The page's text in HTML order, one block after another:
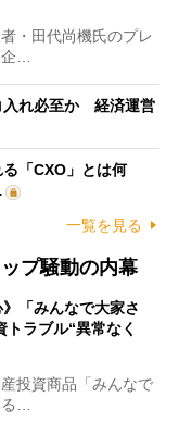
・田代尚機氏のプレ
…
入れ必至か 経済運営
「CXO」とは何
一覧を見る
プ騒動の内幕
》「みんなで大家さ
ラブル“異常なく
投資商品「みんなで
…